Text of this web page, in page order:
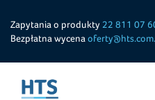
Zapytania o produkty 22 811 07
Bezpłatna wycena